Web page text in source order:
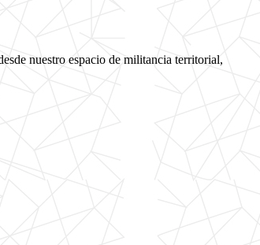
nuestro espacio de militancia territorial,